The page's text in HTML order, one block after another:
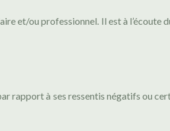
et/ou professionnel. Il est à l’écoute
rapport à ses ressentis négatifs ou